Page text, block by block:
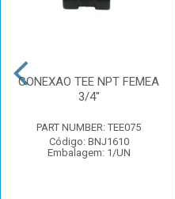
CONEXAO TEE NPT FEMEA
3/4"
PART NUMBER: TEE075
Código: BNJ1610
Embalagem: 1/UN